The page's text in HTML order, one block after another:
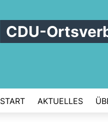
CDU-
START AKTUELLES